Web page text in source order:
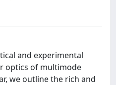
and experimental
optics of multimode
we outline the rich and